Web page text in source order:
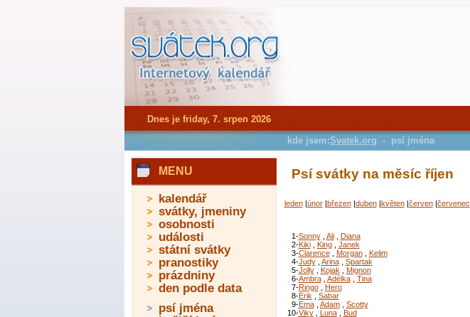
Psí svátky na měsíc říjen
leden|únor|březen|duben|květen|červen|červenec
1-Sonny, Ali, Diana
2-Kiki, King, Janek
3-Clarence, Morgan, Kelim
4-Judy, Arina, Spartak
5-Jolly, Kojak
Mignon
6-Ambra, Adélka, Tina
7-Ringo, Hero
8-Erik
Sabar
9-Ema, Adam, Scotty
10-Viky, Luna, Bud
MENU
kalendář
svátky, jmeniny
osobnosti
události
státní svátky
pranostiky
prázdniny
den podle data
psí jména
Dnes je friday, 7. srpen 2026
kde jsem:Svatek.org - psí jména